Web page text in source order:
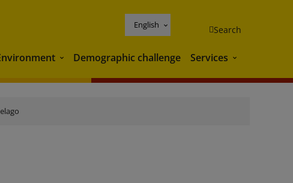
English Search
Environment
Demographic challenge Services Services